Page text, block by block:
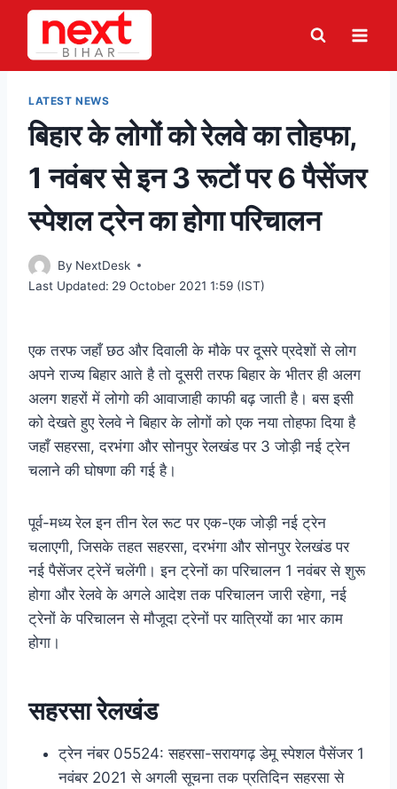
Skip
content
LATEST NEWS
बिहार के लोगों को रेलवे का तोहफा,
1 नवंबर से इन 3 रूटों पर 6 पैसेंजर
स्पेशल ट्रेन का होगा परिचालन
By NextDesk
Last Updated: 29 October 2021 1:59 (IST)
एक तरफ जहाँ छठ और दिवाली के मौके पर दूसरे प्रदेशों से लोग
अपने राज्य बिहार आते है तो दूसरी तरफ बिहार के भीतर ही अलग
अलग शहरों में लोगो की आवाजाही काफी बढ़ जाती है। बस इसी
को देखते हुए रेलवे ने बिहार के लोगों को एक नया तोहफा दिया है
जहाँ सहरसा, दरभंगा और सोनपुर रेलखंड पर 3 जोड़ी नई ट्रेन
चलाने की घोषणा की गई है।
पूर्व-मध्‍य रेल इन तीन रेल रूट पर एक-एक जोड़ी नई ट्रेन
चलाएगी, जिसके तहत सहरसा, दरभंगा और सोनपुर रेलखंड पर
नई पैसेंजर ट्रेनें चलेंगी। इन ट्रेनों का परिचालन 1 नवंबर से शुरू
होगा और रेलवे के अगले आदेश तक परिचालन जारी रहेगा, नई
ट्रेनों के परिचालन से मौजूदा ट्रेनों पर यात्रियों का भार काम
होगा।
सहरसा रेलखंड
ट्रेन नंबर 05524: सहरसा-सरायगढ़ डेमू स्‍पेशल पैसेंजर 1
नवंबर 2021 से अगली सूचना तक प्रतिदिन सहरसा से